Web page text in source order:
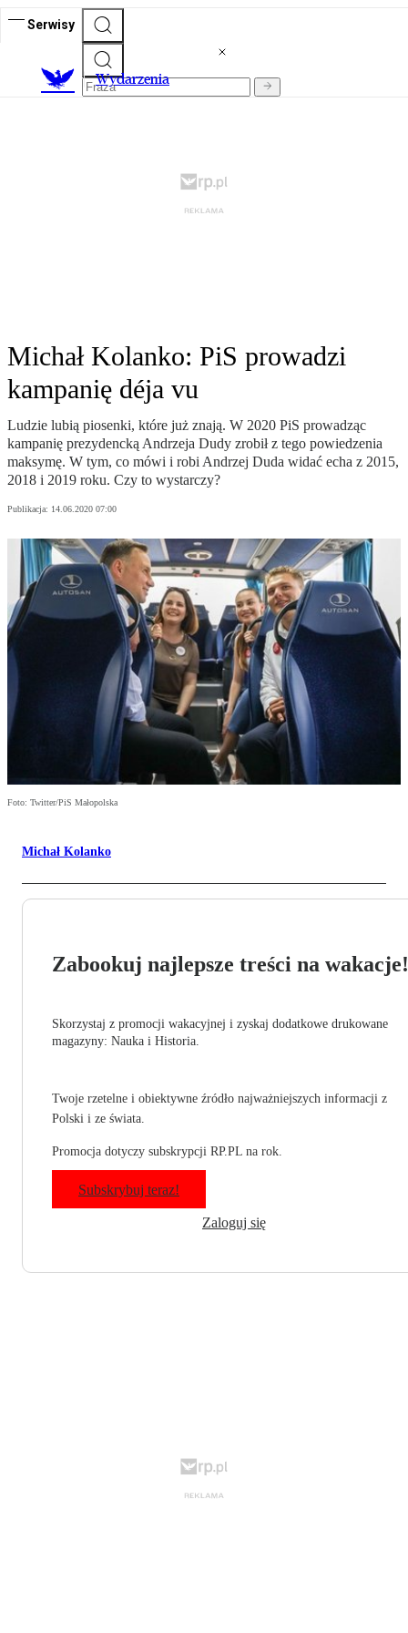
Serwisy
Wydarzenia
Michał Kolanko: PiS prowadzi
kampanię déja vu
Ludzie lubią piosenki, które już znają. W 2020 PiS prowadząc
kampanię prezydencką Andrzeja Dudy zrobił z tego powiedzenia
maksymę. W tym, co mówi i robi Andrzej Duda widać echa z 2015,
2018 i 2019 roku. Czy to wystarczy?
Publikacja: 14.06.2020 07:00
Foto: Twitter/PiS Małopolska
Michał Kolanko
Zabookuj najlepsze treści na wakacje!
Skorzystaj z promocji wakacyjnej i zyskaj dodatkowe drukowane
magazyny: Nauka i Historia.
Twoje rzetelne i obiektywne źródło najważniejszych informacji z
Polski i ze świata.
Promocja dotyczy subskrypcji RP.PL na rok.
Subskrybuj teraz!
Zaloguj się